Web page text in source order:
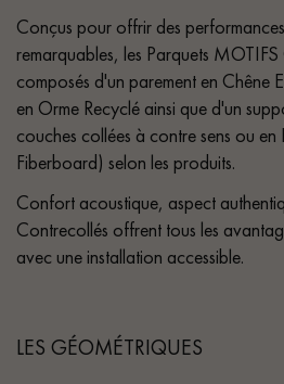
Conçus pour offrir des
remarquables, les Parquets
composés d'un parement en Chêne
en Orme Recyclé ainsi que d'un
couches collées à contre sens ou
Fiberboard) selon les produits.
Confort acoustique, aspect
Contrecollés offrent tous les
avec une installation accessible.
LES GÉOMÉTRIQUES